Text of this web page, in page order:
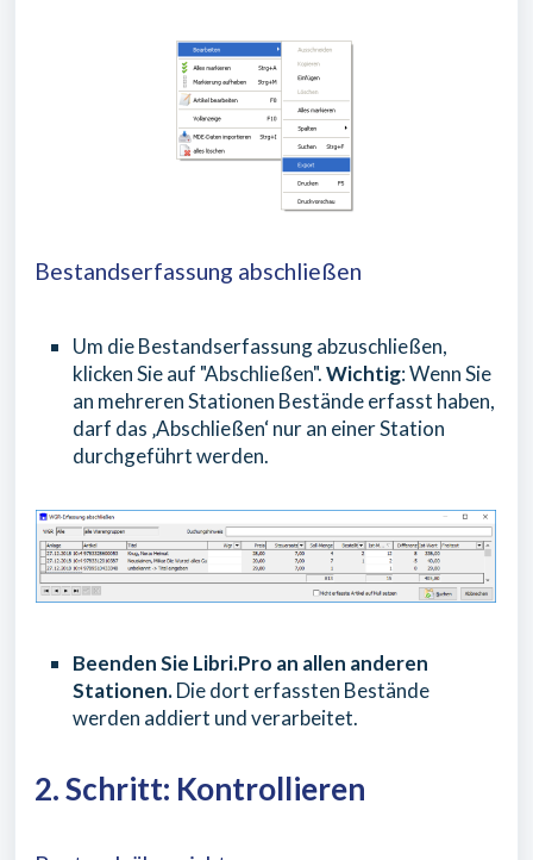
Bestandserfassung abschließen
Um die Bestandserfassung abzuschließen,
klicken Sie auf "Abschließen".Wichtig: Wenn Sie
an mehreren Stationen Bestände erfasst haben,
darf das ‚Abschließen‘ nur an einer Station
durchgeführt werden.
Beenden Sie Libri.Pro an allen anderen
Stationen.Die dort erfassten Bestände
werden addiert und verarbeitet.
2. Schritt: Kontrollieren